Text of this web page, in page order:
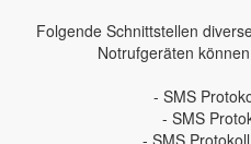
Folgende Schnittstellen
Notrufgeräten
- SMS
- SMS